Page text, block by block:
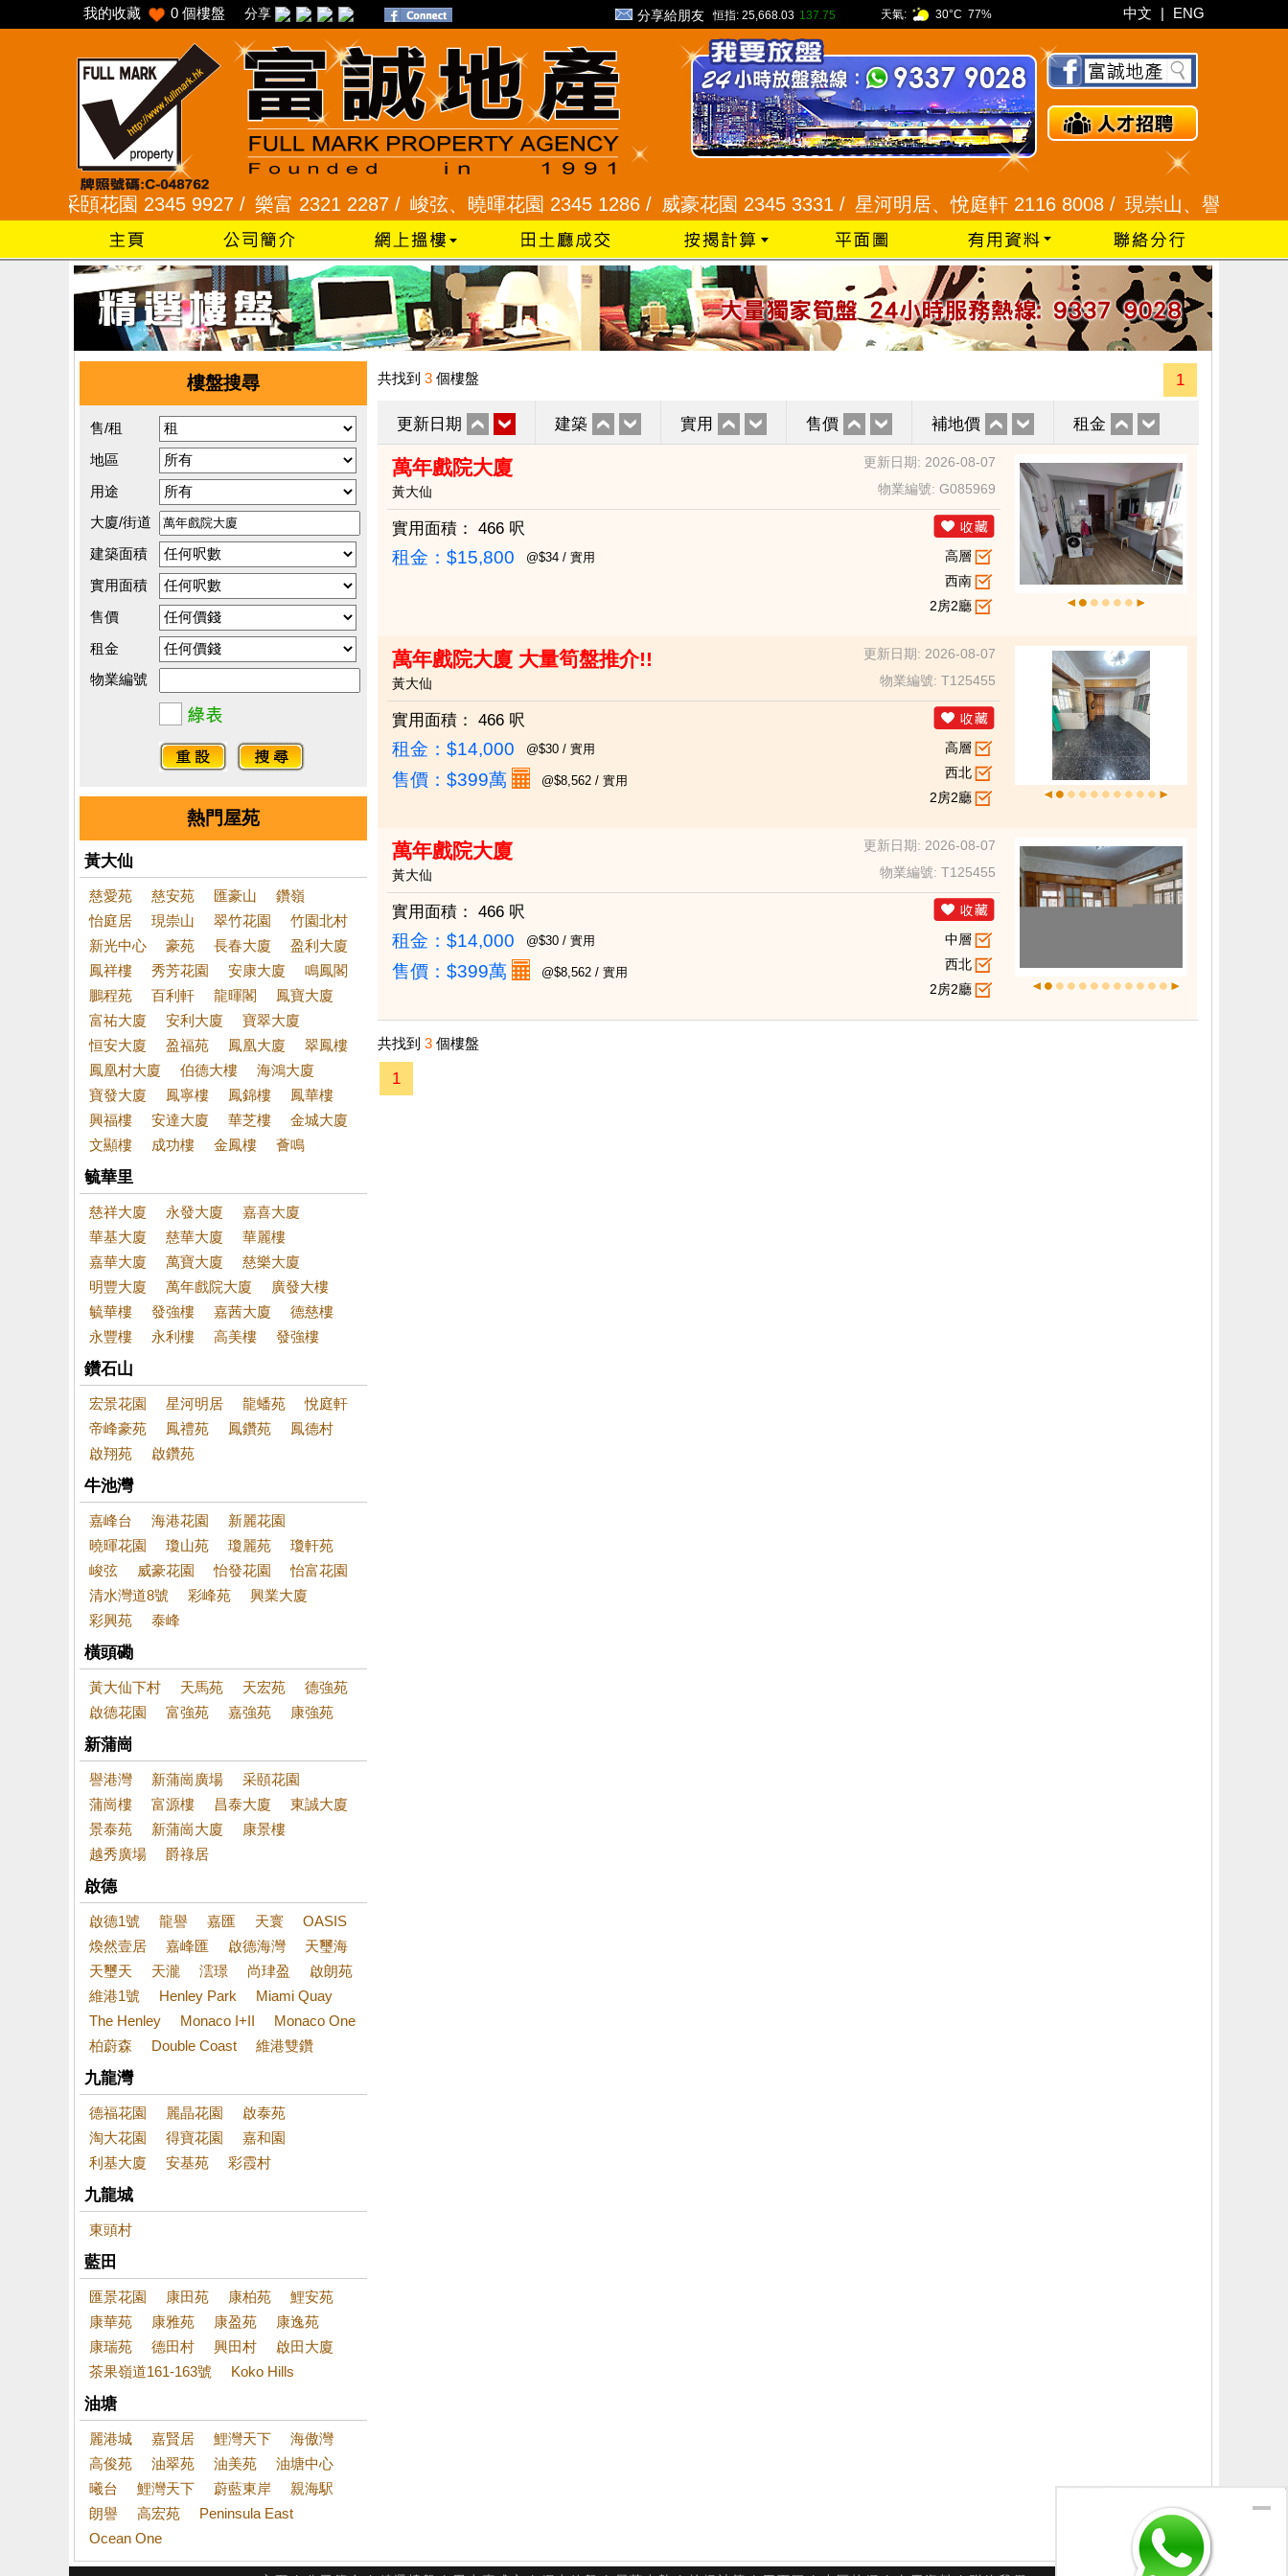
我的收藏 0 個樓盤 分享 分享給朋友 恒指: 25,668.03 137.75 天氣: 30°C 77% 中文 | ENG
采頣花園 2345 9927 /樂富 2321 2287 / 峻弦、曉暉花園 2345 1286 / 威豪花園 2345 3331 /星河明居、悅庭軒 2116 8008 /現崇山、譽港灣 2345
樓盤搜尋
售/租
地區
用途
大廈/街道
建築面積
實用面積
售價
租金
物業編號
熱門屋苑
黃大仙
慈愛苑 慈安苑 匯豪山
鑽嶺
怡庭居
現崇山 翠竹花園
竹園北村
新光中心
豪苑 長春大廈
盈利大廈
鳳祥樓
秀芳花園 安康大廈
鳴鳳閣
鵬程苑
百利軒 龍暉閣
鳳寶大廈
富祐大廈
安利大廈
寶翠大廈
恒安大廈
盈福苑 鳳凰大廈
翠鳳樓
鳳凰村大廈
伯德大樓
海鴻大廈
寶發大廈
鳳寧樓 鳳錦樓
鳳華樓
興福樓
安達大廈 華芝樓
金城大廈
文顯樓
成功樓 金鳳樓 薈鳴
毓華里
慈祥大廈 永發大廈
嘉喜大廈
華基大廈
慈華大廈
華麗樓
嘉華大廈
萬寶大廈
慈樂大廈
明豐大廈
萬年戲院大廈
廣發大樓
毓華樓
發強樓 嘉茜大廈
德慈樓
永豐樓
永利樓 高美樓 發強樓
鑽石山
宏景花園 星河明居 龍蟠苑
悅庭軒
帝峰豪苑
鳳禮苑 鳳鑽苑
鳳德村
啟翔苑
啟鑽苑
牛池灣
嘉峰台 海港花園
新麗花園
曉暉花園
瓊山苑 瓊麗苑
瓊軒苑
峻弦
威豪花園 怡發花園
怡富花園
清水灣道8號
彩峰苑
興業大廈
彩興苑
泰峰
橫頭磡
黃大仙下村 天馬苑 天宏苑
德強苑
啟德花園
富強苑 嘉強苑 康強苑
新蒲崗
譽港灣 新蒲崗廣場
采頤花園
蒲崗樓
富源樓 昌泰大廈
東誠大廈
景泰苑
新蒲崗大廈
康景樓
越秀廣場
爵祿居
啟德
啟德1號 龍譽 嘉匯 天寰
OASIS
煥然壹居
嘉峰匯 啟德海灣
天璽海
天璽天
天瀧 澐璟 尚珒盈
啟朗苑
維港1號
Henley Park
Miami Quay
The Henley
Monaco I+II
Monaco One
柏蔚森
Double Coast 維港雙鑽
九龍灣
德福花園 麗晶花園
啟泰苑
淘大花園
得寶花園
嘉和園
利基大廈
安基苑 彩霞村
九龍城
東頭村
藍田
匯景花園 康田苑 康柏苑
鯉安苑
康華苑
康雅苑 康盈苑
康逸苑
康瑞苑
德田村 興田村
啟田大廈
茶果嶺道161-163號
Koko Hills
油塘
麗港城 嘉賢居 鯉灣天下
海傲灣
高俊苑
油翠苑 油美苑
油塘中心
曦台
鯉灣天下 蔚藍東岸
親海駅
朗譽
高宏苑
Peninsula East
Ocean One
共找到 3 個樓盤 1
更新日期 建築 實用 售價 補地價 租金
萬年戲院大廈
更新日期: 2026-08-07
黃大仙
物業編號: G085969
實用面積： 466 呎
租金：$15,800 @$34 / 實用
高層
西南
2房2廳
萬年戲院大廈 大量筍盤推介!!
更新日期: 2026-08-07
黃大仙
物業編號: T125455
實用面積： 466 呎
租金：$14,000 @$30 / 實用
售價： $399萬 @$8,562 / 實用
高層
西北
2房2廳
萬年戲院大廈
更新日期: 2026-08-07
黃大仙
物業編號: T125455
實用面積： 466 呎
租金：$14,000 @$30 / 實用
售價： $399萬 @$8,562 / 實用
中層
西北
2房2廳
共找到 3 個樓盤
1